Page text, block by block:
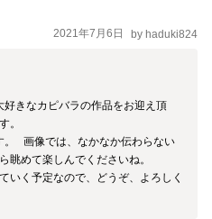
2021年7月6日 by haduki824
好きなカピバラの作品をお迎え頂
。
眺めて楽しんでくださいね。
いく予定なので、どうぞ、よろしく